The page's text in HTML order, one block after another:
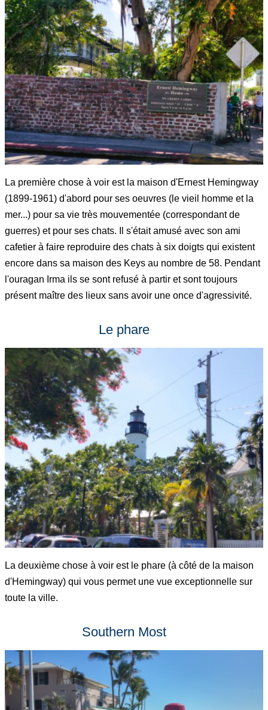
La première chose à voir est la maison d'Ernest Hemingway
(1899-1961) d'abord pour ses oeuvres (le vieil homme et la
mer...) pour sa vie très mouvementée (correspondant de
guerres) et pour ses chats. Il s'était amusé avec son ami
cafetier à faire reproduire des chats à six doigts qui existent
encore dans sa maison des Keys au nombre de 58. Pendant
l'ouragan Irma ils se sont refusé à partir et sont toujours
présent maître des lieux sans avoir une once d'agressivité.
Le phare
La deuxième chose à voir est le phare (à côté de la maison
d'Hemingway) qui vous permet une vue exceptionnelle sur
toute la ville.
Southern Most